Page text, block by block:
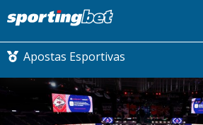
Apostas Esportivas